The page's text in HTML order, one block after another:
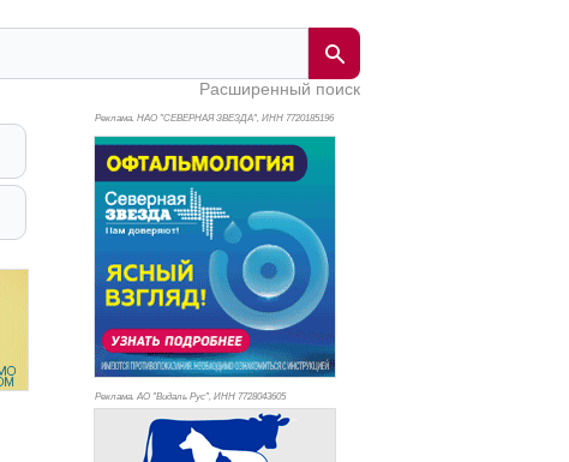
Расширенный поиск
Реклама. НАО "СЕВЕРНАЯ ЗВЕЗДА", ИНН 7720185196
Реклама. АО "Видаль Рус", ИНН 7728043605